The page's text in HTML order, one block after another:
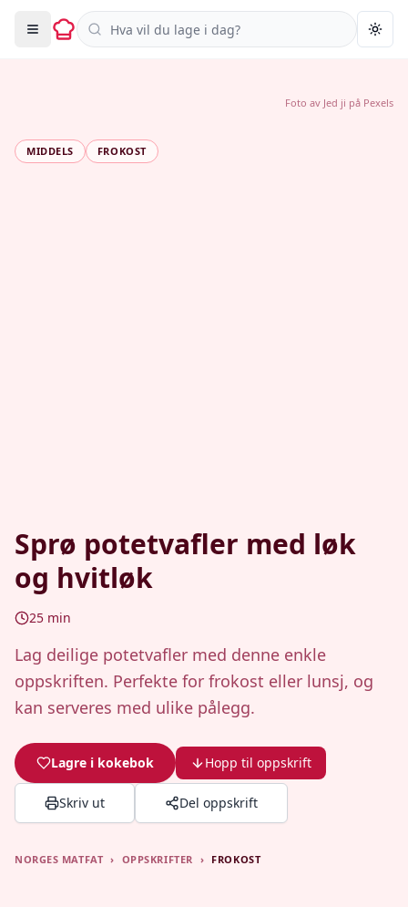
Søk i oppskrifter
MIDDELS FROKOST
Sprø potetvafler med løk
og hvitløk
25 min
Lag deilige potetvafler med denne enkle
oppskriften. Perfekte for frokost eller lunsj, og
kan serveres med ulike pålegg.
Lagre i kokebok Hopp til oppskrift
Skriv ut Del oppskrift
Foto av Jed ji på Pexels
NORGES MATFAT › OPPSKRIFTER › FROKOST